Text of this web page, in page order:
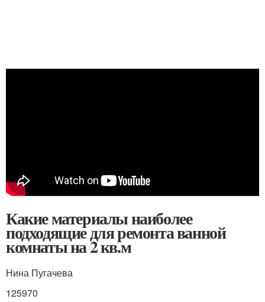
Какие материалы наиболее
подходящие для ремонта ванной
комнаты на 2 кв.м
Нина Пугачева
125970